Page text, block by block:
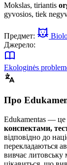
Mokslas, tiriantis
gyvosios, tiek
Предмет:
Джерело:
Ekologinės
Про
Edukamentas — це
конспектами,
відповідно до
перекладаються
вивчає литовську